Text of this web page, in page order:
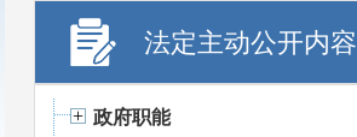
法定主动公开内容
政府职能